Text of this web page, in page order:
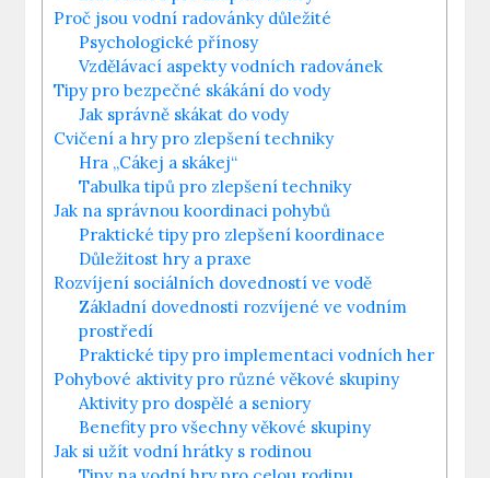
Proč jsou vodní radovánky důležité
Psychologické přínosy
Vzdělávací aspekty vodních radovánek
Tipy pro bezpečné skákání do vody
Jak správně skákat do vody
Cvičení a hry pro zlepšení techniky
Hra „Cákej a skákej“
Tabulka tipů pro zlepšení techniky
Jak na správnou koordinaci pohybů
Praktické tipy pro zlepšení koordinace
Důležitost hry a praxe
Rozvíjení sociálních dovedností ve vodě
Základní dovednosti rozvíjené ve vodním
prostředí
Praktické tipy pro implementaci vodních her
Pohybové aktivity pro různé věkové skupiny
Aktivity pro dospělé a seniory
Benefity pro všechny věkové skupiny
Jak si užít vodní hrátky s rodinou